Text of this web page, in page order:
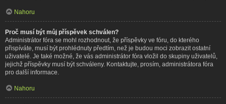
Nahoru
Proč musí být můj příspěvek schválen?
Administrátor fóra se mohl rozhodnout, že příspěvky ve fóru, do kterého
přispíváte, musí být prohlédnuty předtím, než je budou moci zobrazit ostatní
uživatelé. Je také možné, že vás administrátor fóra vložil do skupiny uživatelů,
jejichž příspěvky musí být schváleny. Kontaktujte, prosím, administrátora fóra
pro další informace.
Nahoru